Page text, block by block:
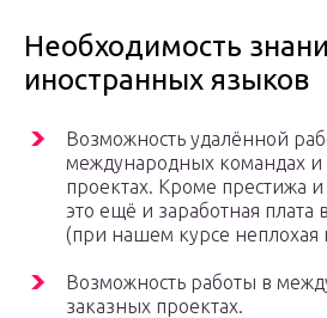
Необходимость
иностранных языков
Возможность удалённой
международных командах
проектах. Кроме престижа
это ещё и заработная плата
(при нашем курсе неплохая
Возможность работы в
заказных проектах.